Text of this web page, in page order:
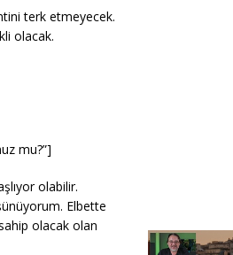
terk etmeyecek.
olacak.
mu?”]
olabilir.
Elbette
olacak olan